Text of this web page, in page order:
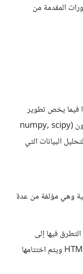
المقدمة من
فيما يخص تطوير
الويب، مستوى تحت المتوسط في بايثون (numpy, scipy
البيانات التي
تدريبية وهي مؤلفة من عدة
فيها إلى
اساسيات HTML, CSS ,JS, JQuery ويتم اختتامها